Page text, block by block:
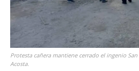
Protesta cañera mantiene cerrado el ingenio
Acosta.